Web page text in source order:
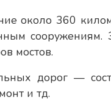
около 360
сооружениям.
мостов.
дорог —
и тд.